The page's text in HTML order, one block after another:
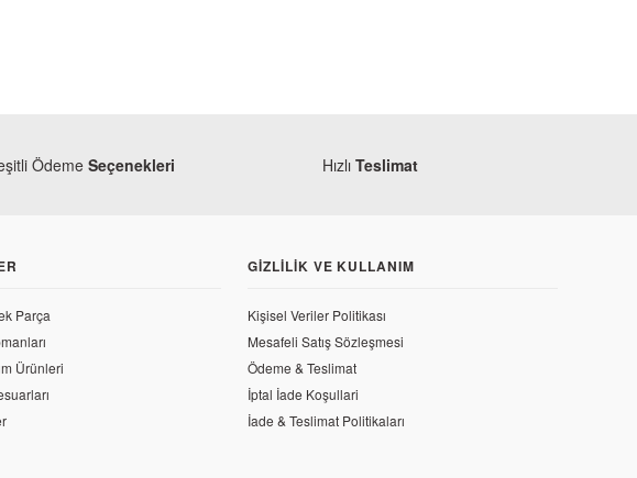
Mondial X-Treme Max 150 Alt Yağ Tapası
Ödeme Seçenekleri Hızlı Teslimat
Parça
Ürünleri
GIZLILIK VE KULLANIM
Kişisel Veriler Politikası
Mesafeli Satış Sözleşmesi
Ödeme & Teslimat
İptal İade Koşullari
İade & Teslimat Politikaları